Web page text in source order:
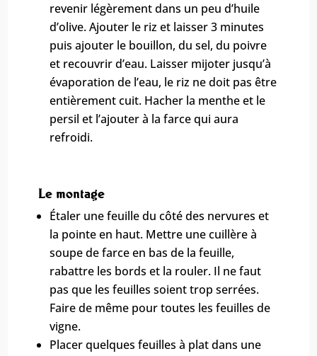
revenir légèrement dans un peu d’huile
d’olive. Ajouter le riz et laisser 3 minutes
puis ajouter le bouillon, du sel, du poivre
et recouvrir d’eau. Laisser mijoter jusqu’à
évaporation de l’eau, le riz ne doit pas être
entièrement cuit. Hacher la menthe et le
persil et l’ajouter à la farce qui aura
refroidi.
Le montage
Étaler une feuille du côté des nervures et
la pointe en haut. Mettre une cuillère à
soupe de farce en bas de la feuille,
rabattre les bords et la rouler. Il ne faut
pas que les feuilles soient trop serrées.
Faire de même pour toutes les feuilles de
vigne.
Placer quelques feuilles à plat dans une